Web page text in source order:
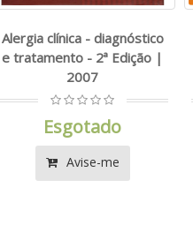
Alergia clínica - diagnóstico
e tratamento - 2ª Edição |
2007
Esgotado
Avise-me